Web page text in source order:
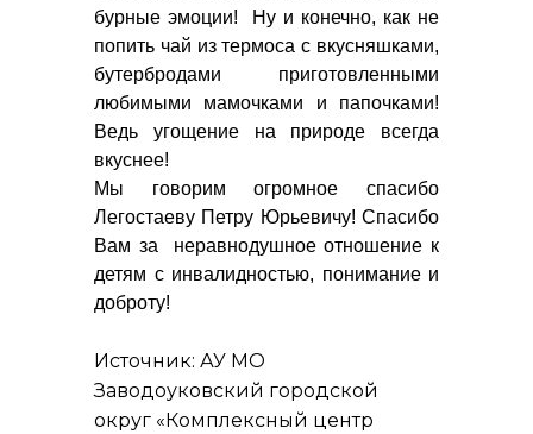
бурные эмоции! Ну и конечно, как не
попить чай из термоса с вкусняшками,
бутербродами приготовленными
любимыми мамочками и папочками!
Ведь угощение на природе всегда
вкуснее!
Мы говорим огромное спасибо
Легостаеву Петру Юрьевичу! Спасибо
Вам за неравнодушное отношение к
детям с инвалидностью, понимание и
доброту!
Источник: АУ МО
Заводоуковский городской
округ «Комплексный центр